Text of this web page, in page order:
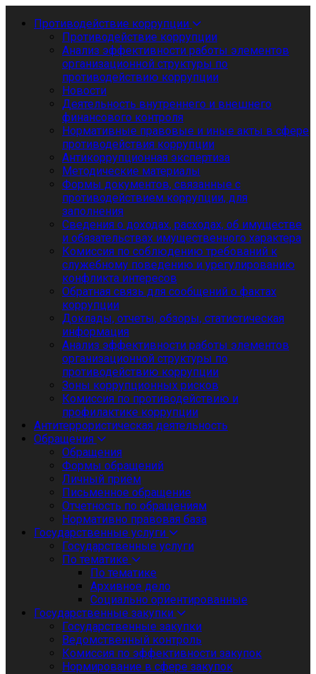
Противодействие коррупции
Противодействие коррупции
Анализ эффективности работы элементов
организационной структуры по
противодействию коррупции
Новости
Деятельность внутреннего и внешнего
финансового контроля
Нормативные правовые и иные акты в сфере
противодействия коррупции
Антикоррупционная экспертиза
Методические материалы
Формы документов, связанные с
противодействием коррупции, для
заполнения
Сведения о доходах, расходах, об имуществе
и обязательствах имущественного характера
Комиссия по соблюдению требований к
служебному поведению и урегулированию
конфликта интересов
Обратная связь для сообщений о фактах
коррупции
Доклады, отчеты, обзоры, статистическая
информация
Анализ эффективности работы элементов
организационной структуры по
противодействию коррупции
Зоны коррупционных рисков
Комиссия по противодействию и
профилактике коррупции
Антитеррористическая деятельность
Обращения
Обращения
Формы обращений
Личный приём
Письменное обращение
Отчетность по обращениям
Нормативно правовая база
Государственные услуги
Государственные услуги
По тематике
По тематике
Архивное дело
Социально ориентированные
Государственные закупки
Государственные закупки
Ведомственный контроль
Комиссия по эффективности закупок
Нормирование в сфере закупок